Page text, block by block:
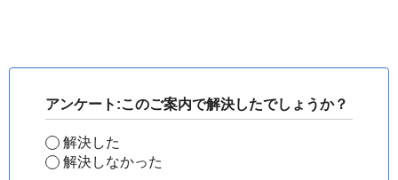
アンケート:このご案内で解決したでしょうか？
解決した
解決しなかった